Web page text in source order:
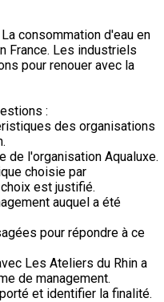
consommation d'eau en
France. Les industriels
pour renouer avec la
:
des organisations
de l'organisation Aqualuxe.
choisie par
est justifié.
auquel a été
pour répondre à ce
Les Ateliers du Rhin a
de management.
et identifier la finalité.